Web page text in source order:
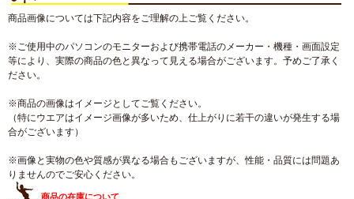
商品画像については下記内容をご理解の上ご覧ください。
※ご使用中のパソコンのモニターおよび携帯電話のメーカー・機種・画面設定
等により、実際の商品の色と異なって見える場合がございます。予めご了承く
ださい。
※商品の画像はイメージとしてご覧ください。
（特にウエアはイメージ画像が多いため、仕上がりに若干の違いが発生する場
合がございます）
※画像と実物の色や質感が異なる場合もございますが、性能・品質には問題あ
りませんのでご安心ください。
商品の在庫について